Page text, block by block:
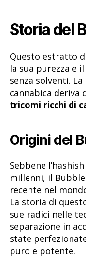
Storia del
Questo estratto
la sua purezza e
senza solventi.
cannabica deriva
tricomi ricchi di
Origini del
Sebbene
millenni, il
recente nel
La storia di
sue radici nelle
separazione in
state
puro e potente.